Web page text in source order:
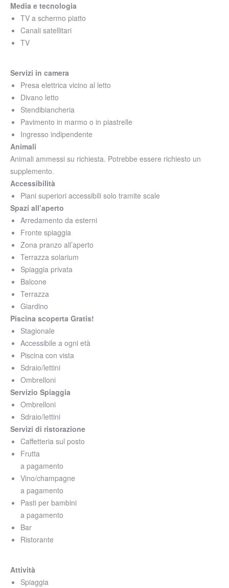
Media e tecnologia
TV a schermo piatto
Canali satellitari
TV
Servizi in camera
Presa elettrica vicino al letto
Divano letto
Stendibiancheria
Pavimento in marmo o in piastrelle
Ingresso indipendente
Animali
Animali ammessi su richiesta. Potrebbe essere richiesto un
supplemento.
Accessibilità
Piani superiori accessibili solo tramite scale
Spazi all’aperto
Arredamento da esterni
Fronte spiaggia
Zona pranzo all’aperto
Terrazza solarium
Spiaggia privata
Balcone
Terrazza
Giardino
Piscina scoperta Gratis!
Stagionale
Accessibile a ogni età
Piscina con vista
Sdraio/lettini
Ombrelloni
Servizio Spiaggia
Ombrelloni
Sdraio/lettini
Servizi di ristorazione
Caffetteria sul posto
Frutta
a pagamento
Vino/champagne
a pagamento
Pasti per bambini
a pagamento
Bar
Ristorante
Attività
Spiaggia